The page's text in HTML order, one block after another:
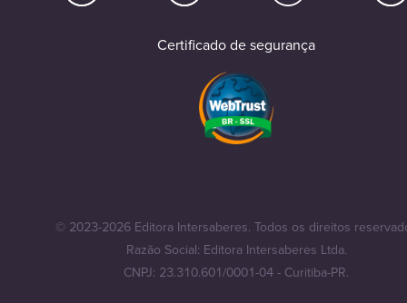
Certificado de segurança
© 2023-2026 Editora Intersaberes. Todos os direitos
Razão Social: Editora Intersaberes Ltda.
CNPJ: 23.310.601/0001-04 - Curitiba-PR.